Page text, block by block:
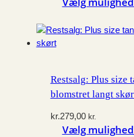
Restsalg: Plus size
blomstret langt
kr.279,00 kr.
Vælg